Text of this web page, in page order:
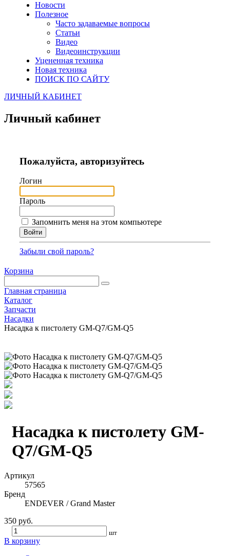
Новости
Полезное
Часто задаваемые вопросы
Статьи
Видео
Видеоинструкции
Уцененная техника
Новая техника
ПОИСК ПО САЙТУ
ЛИЧНЫЙ КАБИНЕТ
Личный кабинет
Пожалуйста, авторизуйтесь
Логин
Пароль
Запомнить меня на этом компьютере
Забыли свой пароль?
Корзина
Главная страница
Каталог
Запчасти
Насадки
Насадка к пистолету GM-Q7/GM-Q5
Насадка к пистолету GM-
Q7/GM-Q5
Артикул
57565
Бренд
ENDEVER / Grand Master
350 руб.
шт
В корзину